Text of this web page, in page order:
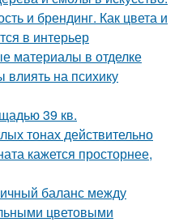
и брендинг. Как цвета и
в интерьер
материалы в отделке
влиять на психику
39 кв.
тонах действительно
кажется просторнее,
баланс между
цветовыми